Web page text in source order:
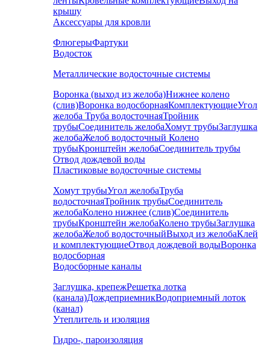
крышу
Аксессуары для кровли
ФлюгерыФартуки
Водосток
Металлические водосточные системы
Воронка (выход из желоба)Нижнее колено
(слив)Воронка водосборнаяКомплектующиеУгол
желоба Труба водосточнаяТройник
трубыСоединитель желобаХомут трубыЗаглушка
желобаЖелоб водосточный Колено
трубыКронштейн желобаСоединитель трубы
Отвод дождевой воды
Пластиковые водосточные системы
Хомут трубыУгол желобаТруба
водосточнаяТройник трубыСоединитель
желобаКолено нижнее (слив)Соединитель
трубыКронштейн желобаКолено трубыЗаглушка
желобаЖелоб водосточныйВыход из желобаКлей
и комплектующиеОтвод дождевой водыВоронка
водосборная
Водосборные каналы
Заглушка, крепежРешетка лотка
(канала)ДождеприемникВодоприемный лоток
(канал)
Утеплитель и изоляция
Гидро-, пароизоляция